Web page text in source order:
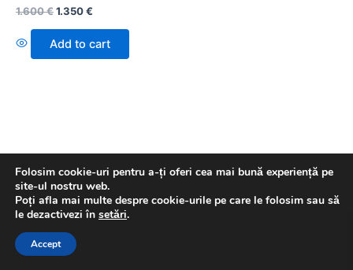
1.600€1.350€
Add to cart
Copyright © 2026 Rally Shop | Powered by
Folosim cookie-uri pentru a-ți oferi cea mai bună experiență pe
site-ul nostru web.
Poți afla mai multe despre cookie-urile pe care le folosim sau să
le dezactivezi în setări.
Accept